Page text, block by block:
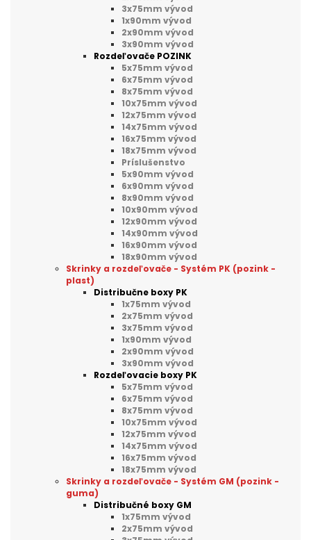
3x75mm vývod
1x90mm vývod
2x90mm vývod
3x90mm vývod
Rozdeľovače POZINK
5x75mm vývod
6x75mm vývod
8x75mm vývod
10x75mm vývod
12x75mm vývod
14x75mm vývod
16x75mm vývod
18x75mm vývod
Príslušenstvo
5x90mm vývod
6x90mm vývod
8x90mm vývod
10x90mm vývod
12x90mm vývod
14x90mm vývod
16x90mm vývod
18x90mm vývod
Skrinky a rozdeľovače - Systém PK (pozink -
plast)
Distribučne boxy PK
1x75mm vývod
2x75mm vývod
3x75mm vývod
1x90mm vývod
2x90mm vývod
3x90mm vývod
Rozdeľovacie boxy PK
5x75mm vývod
6x75mm vývod
8x75mm vývod
10x75mm vývod
12x75mm vývod
14x75mm vývod
16x75mm vývod
18x75mm vývod
Skrinky a rozdeľovače - Systém GM (pozink -
guma)
Distribučné boxy GM
1x75mm vývod
2x75mm vývod